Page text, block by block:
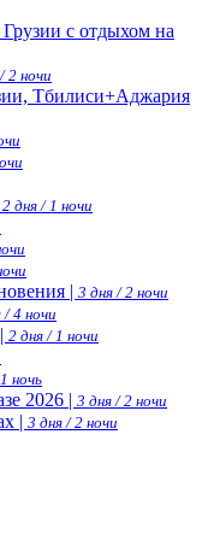
с отдыхом на
2 ночи
Тбилиси+Аджария
2 дня / 1 ночи
| 3 дня / 2 ночи
/ 4 ночи
2 дня / 1 ночи
ночь
2026 | 3 дня / 2 ночи
| 3 дня / 2 ночи